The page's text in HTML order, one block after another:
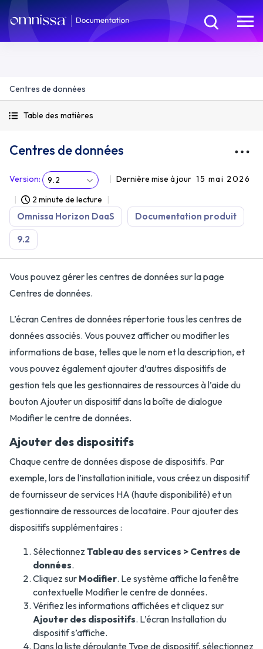
Centres de données
Table des matières
Centres de données
Version: 9.2 Dernière mise à jour 15 mai 2026
2 minute de lecture
Omnissa Horizon DaaS Documentation produit
9.2
Vous pouvez gérer les centres de données sur la page
Centres de données.
L’écran Centres de données répertorie tous les centres de
données associés. Vous pouvez afficher ou modifier les
informations de base, telles que le nom et la description, et
vous pouvez également ajouter d’autres dispositifs de
gestion tels que les gestionnaires de ressources à l’aide du
bouton Ajouter un dispositif dans la boîte de dialogue
Modifier le centre de données.
Ajouter des dispositifs
Chaque centre de données dispose de dispositifs. Par
exemple, lors de l’installation initiale, vous créez un dispositif
de fournisseur de services HA (haute disponibilité) et un
gestionnaire de ressources de locataire. Pour ajouter des
dispositifs supplémentaires :
Sélectionnez Tableau des services > Centres de
données.
Cliquez sur Modifier. Le système affiche la fenêtre
contextuelle Modifier le centre de données.
Vérifiez les informations affichées et cliquez sur
Ajouter des dispositifs. L’écran Installation du
dispositif s’affiche.
Dans la liste déroulante Type de dispositif, sélectionnez